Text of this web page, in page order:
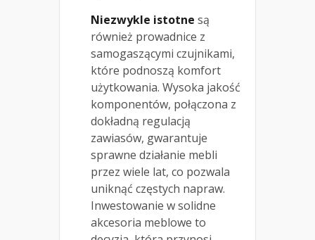
Niezwykle istotne są
również prowadnice z
samogaszącymi czujnikami,
które podnoszą komfort
użytkowania. Wysoka jakość
komponentów, połączona z
dokładną regulacją
zawiasów, gwarantuje
sprawne działanie mebli
przez wiele lat, co pozwala
uniknąć częstych napraw.
Inwestowanie w solidne
akcesoria meblowe to